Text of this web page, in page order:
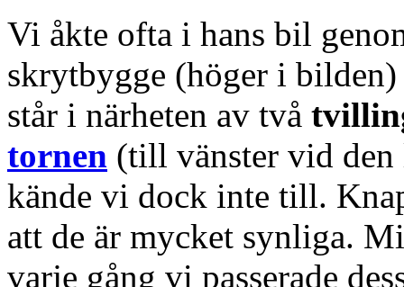
Vi åkte ofta i hans bil
skrytbygge (höger i
står i närheten av två
tornen (till vänster vid den
kände vi dock inte till.
att de är mycket synliga.
varje gång vi passerade